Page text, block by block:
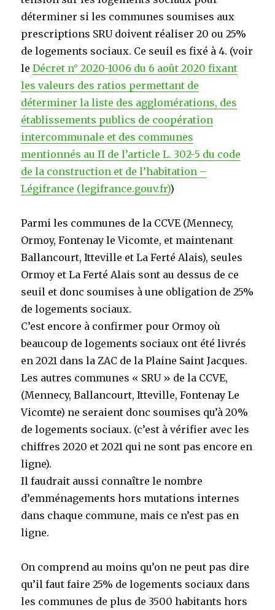
déterminer si les communes soumises aux
prescriptions SRU doivent réaliser 20 ou 25%
de logements sociaux. Ce seuil es fixé à 4. (voir
leDécret n° 2020-1006 du 6 août 2020 fixant
les valeurs des ratios permettant de
déterminer la liste des agglomérations, des
établissements publics de coopération
intercommunale et des communes
mentionnés au II de l’article L. 302-5 du code
de la construction et de l’habitation –
Légifrance (legifrance.gouv.fr))
Parmi les communes de la CCVE (Mennecy,
Ormoy, Fontenay le Vicomte, et maintenant
Ballancourt, Itteville et La Ferté Alais), seules
Ormoy et La Ferté Alais sont au dessus de ce
seuil et donc soumises à une obligation de 25%
de logements sociaux.
C’est encore à confirmer pour Ormoy où
beaucoup de logements sociaux ont été livrés
en 2021 dans la ZAC de la Plaine Saint Jacques.
Les autres communes « SRU » de la CCVE,
(Mennecy, Ballancourt, Itteville, Fontenay Le
Vicomte) ne seraient donc soumises qu’à 20%
de logements sociaux. (c’est à vérifier avec les
chiffres 2020 et 2021 qui ne sont pas encore en
ligne).
Il faudrait aussi connaître le nombre
d’emménagements hors mutations internes
dans chaque commune, mais ce n’est pas en
ligne.
On comprend au moins qu’on ne peut pas dire
qu’il faut faire 25% de logements sociaux dans
les communes de plus de 3500 habitants hors